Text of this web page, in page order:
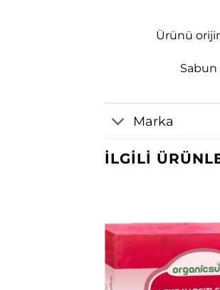
Ürünü
Marka
İLGILI